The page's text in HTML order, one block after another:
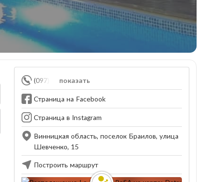
показать
(097) 070-03-39
Страница на Facebook
Страница в Instagram
Винницкая область, поселок Браилов, улица
Шевченко, 15
Построить маршрут